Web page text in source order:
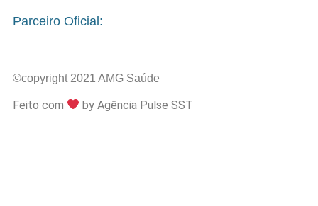
Parceiro Oficial:
©copyright 2021 AMG Saúde
Feito com by Agência Pulse SST